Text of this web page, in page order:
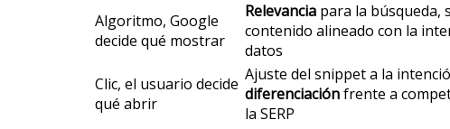
Algoritmo, Google
decide qué mostrar
Relevancia para la búsqueda,
contenido alineado con la
datos
Clic, el usuario decide
qué abrir
Ajuste del snippet a la
diferenciaciónfrente a
la SERP